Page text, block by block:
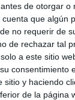
de otorgar o
cuenta que algún
no requerir de
de rechazar tal
a este sitio
consentimiento
sitio y haciendo
de la página
han
a la
aquests
de vida
de